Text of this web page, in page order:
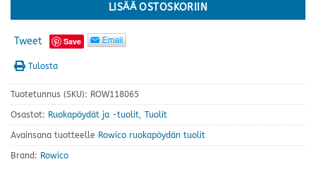
LISÄÄ OSTOSKORIIN
Tweet Save
Tulosta
Tuotetunnus (SKU): ROW118065
Osastot: Ruokapöydät ja -tuolit Tuolit
Avainsana tuotteelle Rowico ruokapöydän tuolit
Brand: Rowico